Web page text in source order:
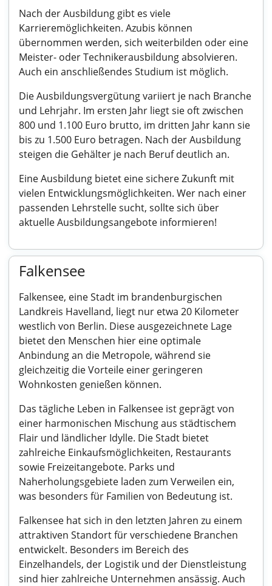
Nach der Ausbildung gibt es viele
Karrieremöglichkeiten. Azubis können
übernommen werden, sich weiterbilden oder eine
Meister- oder Technikerausbildung absolvieren.
Auch ein anschließendes Studium ist möglich.
Die Ausbildungsvergütung variiert je nach Branche
und Lehrjahr. Im ersten Jahr liegt sie oft zwischen
800 und 1.100 Euro brutto, im dritten Jahr kann sie
bis zu 1.500 Euro betragen. Nach der Ausbildung
steigen die Gehälter je nach Beruf deutlich an.
Eine Ausbildung bietet eine sichere Zukunft mit
vielen Entwicklungsmöglichkeiten. Wer nach einer
passenden Lehrstelle sucht, sollte sich über
aktuelle Ausbildungsangebote informieren!
Falkensee
Falkensee, eine Stadt im brandenburgischen
Landkreis Havelland, liegt nur etwa 20 Kilometer
westlich von Berlin. Diese ausgezeichnete Lage
bietet den Menschen hier eine optimale
Anbindung an die Metropole, während sie
gleichzeitig die Vorteile einer geringeren
Wohnkosten genießen können.
Das tägliche Leben in Falkensee ist geprägt von
einer harmonischen Mischung aus städtischem
Flair und ländlicher Idylle. Die Stadt bietet
zahlreiche Einkaufsmöglichkeiten, Restaurants
sowie Freizeitangebote. Parks und
Naherholungsgebiete laden zum Verweilen ein,
was besonders für Familien von Bedeutung ist.
Falkensee hat sich in den letzten Jahren zu einem
attraktiven Standort für verschiedene Branchen
entwickelt. Besonders im Bereich des
Einzelhandels, der Logistik und der Dienstleistung
sind hier zahlreiche Unternehmen ansässig. Auch